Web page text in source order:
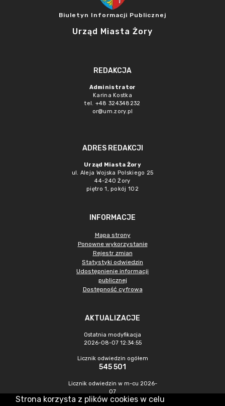
Biuletyn Informacji Publicznej
Urząd Miasta Żory
REDAKCJA
Administrator
Karina Kostka
tel. +48 324348232
or@um.zory.pl
ADRES REDAKCJI
Urząd Miasta Żory
ul. Aleja Wojska Polskiego 25
44-240 Żory
piętro 1, pokój 102
INFORMACJE
Mapa strony
Ponowne wykorzystanie
Rejestr zmian
Statystyki odwiedzin
Udostępnienie informacji
publicznej
Dostępność cyfrowa
AKTUALIZACJE
Ostatnia modyfikacja
2026-08-07 12:34:55
Licznik odwiedzin ogółem
545 501
Licznik odwiedzin w m-cu 2026-
07
1 517
Strona korzysta z plików cookies w celu